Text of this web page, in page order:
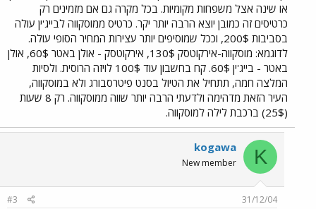
או שינה אצל משפחות מקומיות. בכל מקרה גם אם מזמינים רק
כרטיסים זה כמובן יוצא הרבה יותר יקר. כרטיס ממוסקווה לבייג'ין עולה
בסביבות 200$, וככל שמוסיפים יותר עצירות המחיר הסופי עולה.
לדוגמא: מוסקווה-אירקוטסק 130$, אירקוטסק - אולן באטר 60$, אולן
באטר - בייג'ין 60$. קח בחשבון עוד 100$ לויזה הרוסית. ולסיות
המלצה חמה, תתחיל את הטיול בסנט פיטרסבורג ולא במוסקווה,
העיר הזאת מדהימה ולדעתי הרבה יותר שווה ממוסקווה. רק 8 שעות
(25$) ברכבת לילה למוסקווה.
K
kogawa
New member
31/12/04
#3